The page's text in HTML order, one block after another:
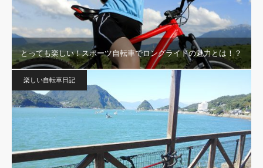
とっても楽しい！スポーツ自転車でロングライドの魅力とは！？
楽しい自転車日記